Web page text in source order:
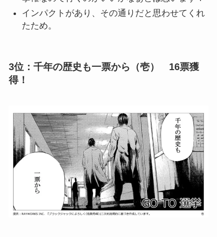
インパクトがあり、その通りだと思わせてくれ
たため。
3位：千年の歴史も一票から（壱） 16票獲
得！